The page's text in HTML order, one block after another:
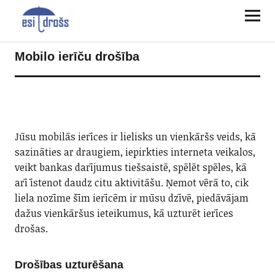
Mobilo ierīču drošība
Jūsu mobilās ierīces ir lielisks un vienkāršs veids, kā
sazināties ar draugiem, iepirkties interneta veikalos,
veikt bankas darījumus tiešsaistē, spēlēt spēles, kā
arī īstenot daudz citu aktivitāšu. Ņemot vērā to, cik
liela nozīme šīm ierīcēm ir mūsu dzīvē, piedāvājam
dažus vienkāršus ieteikumus, kā uzturēt ierīces
drošas.
Drošības uzturēšana